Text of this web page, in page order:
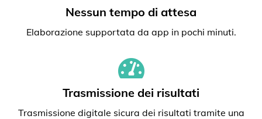
Nessun tempo di attesa
Elaborazione supportata da app in pochi minuti.
Trasmissione dei risultati
Trasmissione digitale sicura dei risultati tramite una